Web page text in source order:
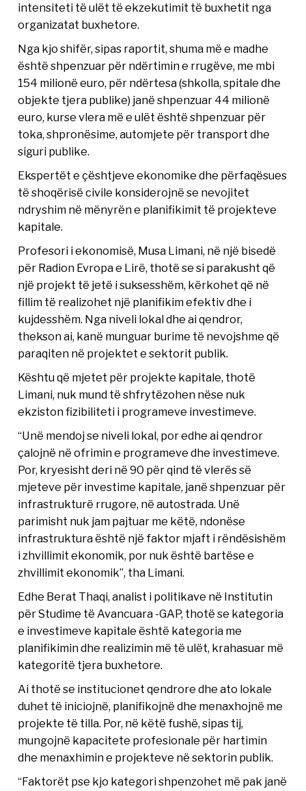
intensiteti të ulët të ekzekutimit të buxhetit nga
organizatat buxhetore.
Nga kjo shifër, sipas raportit, shuma më e madhe
është shpenzuar për ndërtimin e rrugëve, me mbi
154 milionë euro, për ndërtesa (shkolla, spitale dhe
objekte tjera publike) janë shpenzuar 44 milionë
euro, kurse vlera më e ulët është shpenzuar për
toka, shpronësime, automjete për transport dhe
siguri publike.
Ekspertët e çështjeve ekonomike dhe përfaqësues
të shoqërisë civile konsiderojnë se nevojitet
ndryshim në mënyrën e planifikimit të projekteve
kapitale.
Profesori i ekonomisë, Musa Limani, në një bisedë
për Radion Evropa e Lirë, thotë se si parakusht që
një projekt të jetë i suksesshëm, kërkohet që në
fillim të realizohet një planifikim efektiv dhe i
kujdesshëm. Nga niveli lokal dhe ai qendror,
thekson ai, kanë munguar burime të nevojshme që
paraqiten në projektet e sektorit publik.
Kështu që mjetet për projekte kapitale, thotë
Limani, nuk mund të shfrytëzohen nëse nuk
ekziston fizibiliteti i programeve investimeve.
“Unë mendoj se niveli lokal, por edhe ai qendror
çalojnë në ofrimin e programeve dhe investimeve.
Por, kryesisht deri në 90 për qind të vlerës së
mjeteve për investime kapitale, janë shpenzuar për
infrastrukturë rrugore, në autostrada. Unë
parimisht nuk jam pajtuar me këtë, ndonëse
infrastruktura është një faktor mjaft i rëndësishëm
i zhvillimit ekonomik, por nuk është bartëse e
zhvillimit ekonomik”, tha Limani.
Edhe Berat Thaqi, analist i politikave në Institutin
për Studime të Avancuara -GAP, thotë se kategoria
e investimeve kapitale është kategoria me
planifikimin dhe realizimin më të ulët, krahasuar më
kategoritë tjera buxhetore.
Ai thotë se institucionet qendrore dhe ato lokale
duhet të iniciojnë, planifikojnë dhe menaxhojnë me
projekte të tilla. Por, në këtë fushë, sipas tij,
mungojnë kapacitete profesionale për hartimin
dhe menaxhimin e projekteve në sektorin publik.
“Faktorët pse kjo kategori shpenzohet më pak janë